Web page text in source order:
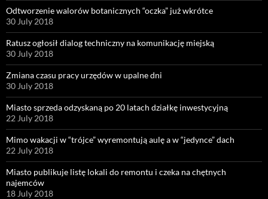
Odtworzenie walorów botanicznych “oczka” już wkrótce
30 July 2018
Ratusz ogłosił dialog techniczny na komunikację miejską
30 July 2018
Zmiana czasu pracy urzędów w upalne dni
30 July 2018
Miasto sprzeda odzyskaną po 20 latach działkę inwestycyjną
22 July 2018
Mimo wakacji w “trójce” wyremontują aulę a w “jedynce” dach
22 July 2018
Miasto publikuje listę lokali do remontu i czeka na chętnych
najemców
18 July 2018